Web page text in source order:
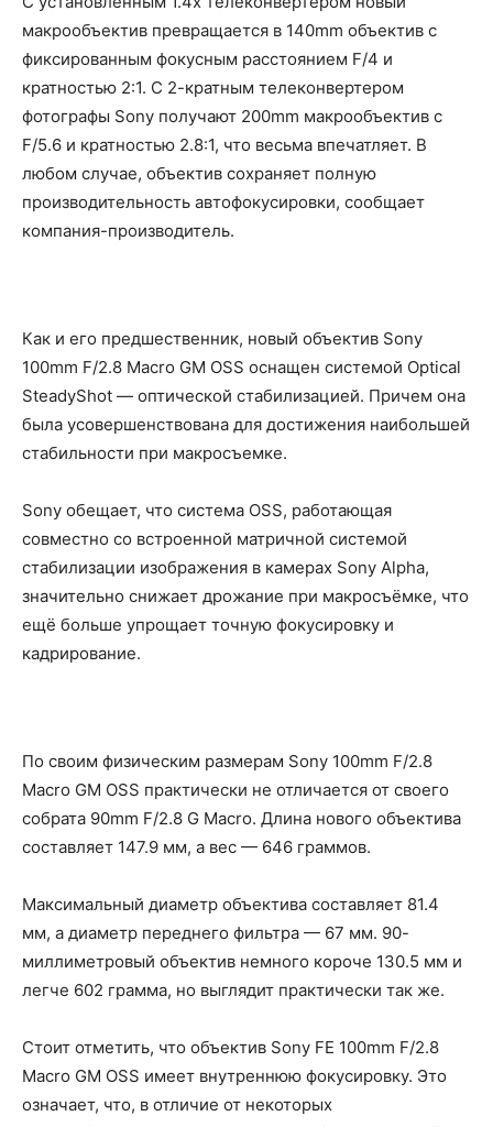
макрообъектив превращается в 140mm объектив с
фиксированным фокусным расстоянием F/4 и
кратностью 2:1. С 2-кратным телеконвертером
фотографы Sony получают 200mm макрообъектив с
F/5.6 и кратностью 2.8:1, что весьма впечатляет. В
любом случае, объектив сохраняет полную
производительность автофокусировки, сообщает
компания-производитель.
Как и его предшественник, новый объектив Sony
100mm F/2.8 Macro GM OSS оснащен системой Optical
SteadyShot — оптической стабилизацией. Причем она
была усовершенствована для достижения наибольшей
стабильности при макросъемке.
Sony обещает, что система OSS, работающая
совместно со встроенной матричной системой
стабилизации изображения в камерах Sony Alpha,
значительно снижает дрожание при макросъёмке, что
ещё больше упрощает точную фокусировку и
кадрирование.
По своим физическим размерам Sony 100mm F/2.8
Macro GM OSS практически не отличается от своего
собрата 90mm F/2.8 G Macro. Длина нового объектива
составляет 147.9 мм, а вес — 646 граммов.
Максимальный диаметр объектива составляет 81.4
мм, а диаметр переднего фильтра — 67 мм. 90-
миллиметровый объектив немного короче 130.5 мм и
легче 602 грамма, но выглядит практически так же.
Стоит отметить, что объектив Sony FE 100mm F/2.8
Macro GM OSS имеет внутреннюю фокусировку. Это
означает, что, в отличие от некоторых